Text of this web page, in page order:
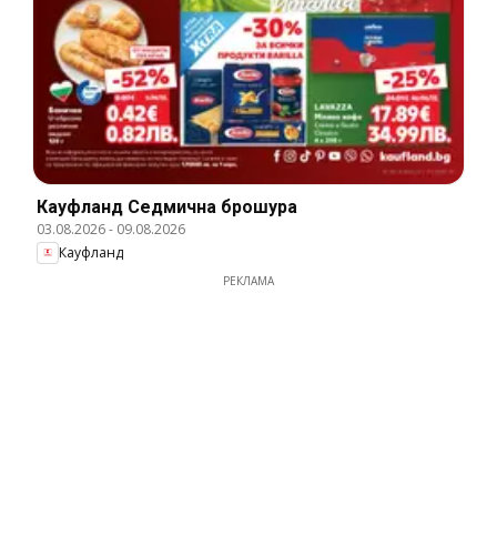
Кауфланд Cедмична брошура
03.08.2026- 09.08.2026
Кауфланд
РЕКЛАМА